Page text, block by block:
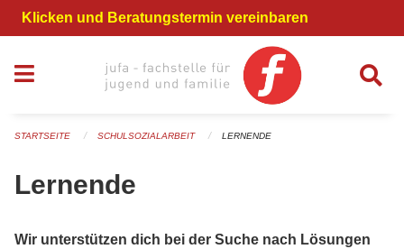
Navigation überspringen
Klicken und Beratungstermin vereinbaren
STARTSEITE SCHULSOZIALARBEIT LERNENDE
Lernende
Wir unterstützen dich bei der Suche nach Lösungen